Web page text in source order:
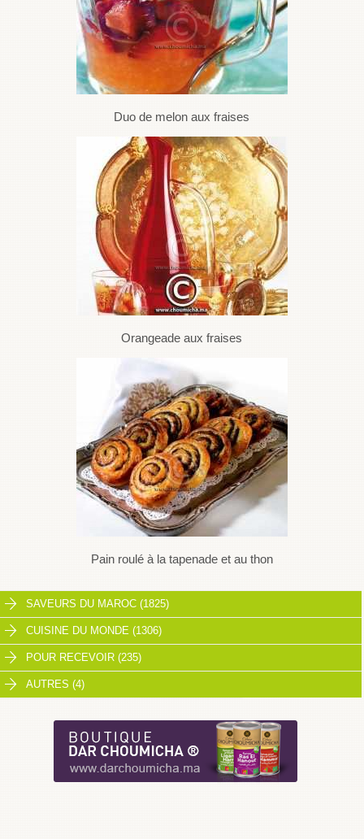
Duo de melon aux fraises
Orangeade aux fraises
Pain roulé à la tapenade et au thon
SAVEURS DU MAROC (1825)
CUISINE DU MONDE (1306)
POUR RECEVOIR (235)
AUTRES (4)